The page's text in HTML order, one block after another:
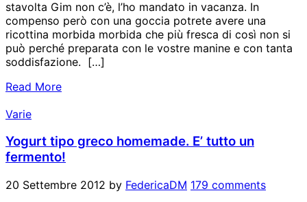
stavolta Gim non c’è, l’ho mandato in vacanza. In
compenso però con una goccia potrete avere una
ricottina morbida morbida che più fresca di così non si
può perché preparata con le vostre manine e con tanta
soddisfazione. […]
Read More
Varie
Yogurt tipo greco homemade. E’ tutto un
fermento!
20 Settembre 2012 by FedericaDM 179 comments